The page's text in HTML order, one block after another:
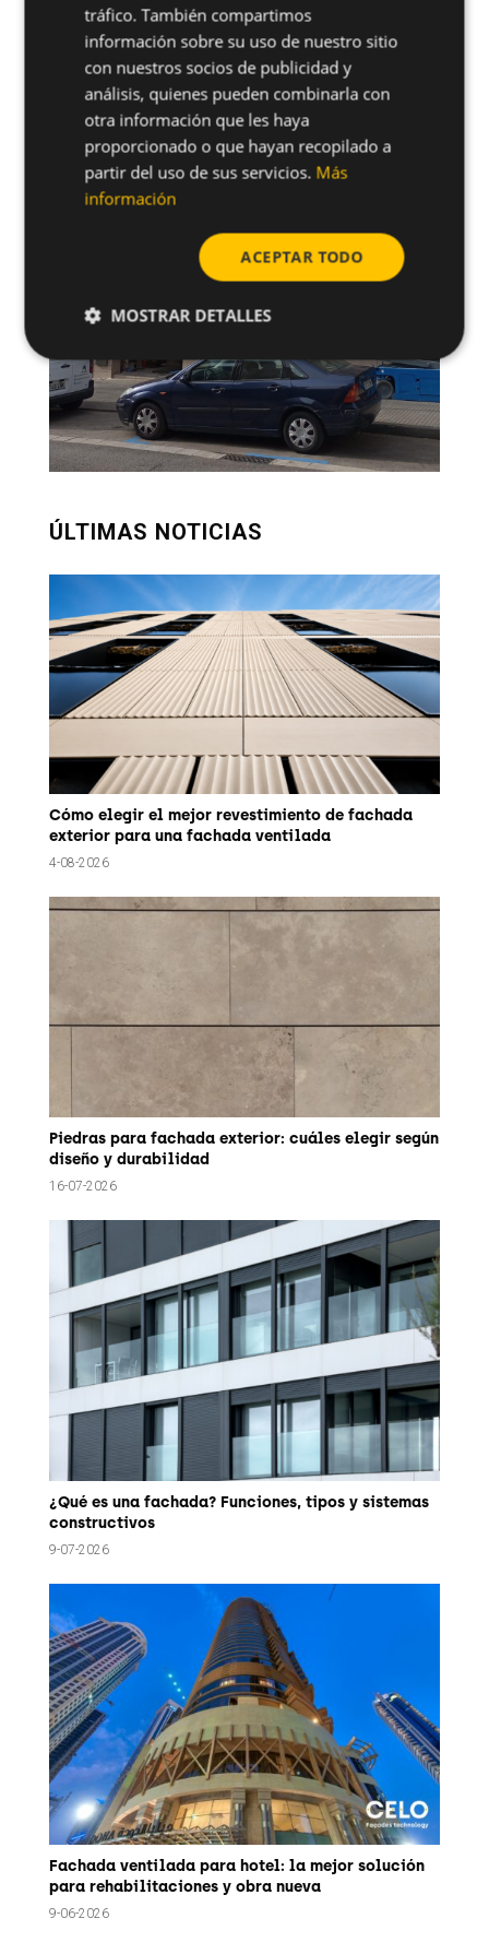
ÚLTIMAS NOTICIAS
Cómo elegir el mejor revestimiento de fachada
exterior para una fachada ventilada
4-08-2026
Piedras para fachada exterior: cuáles elegir según
diseño y durabilidad
16-07-2026
¿Qué es una fachada? Funciones, tipos y sistemas
constructivos
9-07-2026
Fachada ventilada para hotel: la mejor solución
para rehabilitaciones y obra nueva
9-06-2026
tráfico. También compartimos
información sobre su uso de nuestro sitio
con nuestros socios de publicidad y
análisis, quienes pueden combinarla con
otra información que les haya
proporcionado o que hayan recopilado a
partir del uso de sus servicios. Más
información
ACEPTAR TODO
MOSTRAR DETALLES